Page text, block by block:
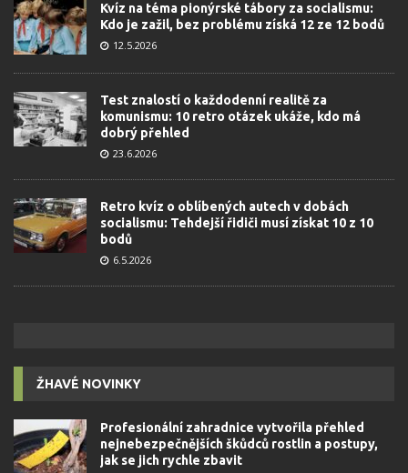
Kvíz na téma pionýrské tábory za socialismu:
Kdo je zažil, bez problému získá 12 ze 12 bodů
12.5.2026
Test znalostí o každodenní realitě za
komunismu: 10 retro otázek ukáže, kdo má
dobrý přehled
23.6.2026
Retro kvíz o oblíbených autech v dobách
socialismu: Tehdejší řidiči musí získat 10 z 10
bodů
6.5.2026
ŽHAVÉ NOVINKY
Profesionální zahradnice vytvořila přehled
nejnebezpečnějších škůdců rostlin a postupy,
jak se jich rychle zbavit